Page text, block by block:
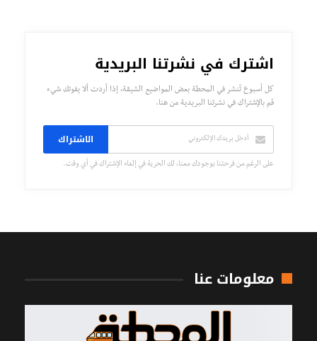
اشترك في نشرتنا البريدية
كل أسبوع تُنشر في المحطة بعض المواضيع الشيقة، إذا أردت ألا يفوتك شيء
قم بالإشتراك في نشرتنا البريدية من هنا.
الاشتراك
على الرغم من فرحتنا بوجودك معنا، لك الحرية في إلغاء الإشتراك في أي وقت.
معلومات عنا